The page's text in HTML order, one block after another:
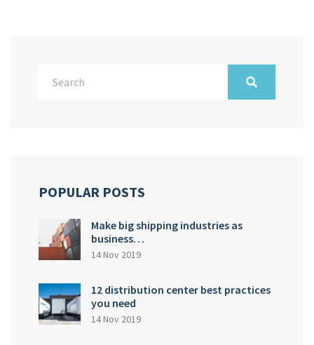
POPULAR POSTS
Make big shipping industries as
business…
14 Nov 2019
12 distribution center best practices
you need
14 Nov 2019